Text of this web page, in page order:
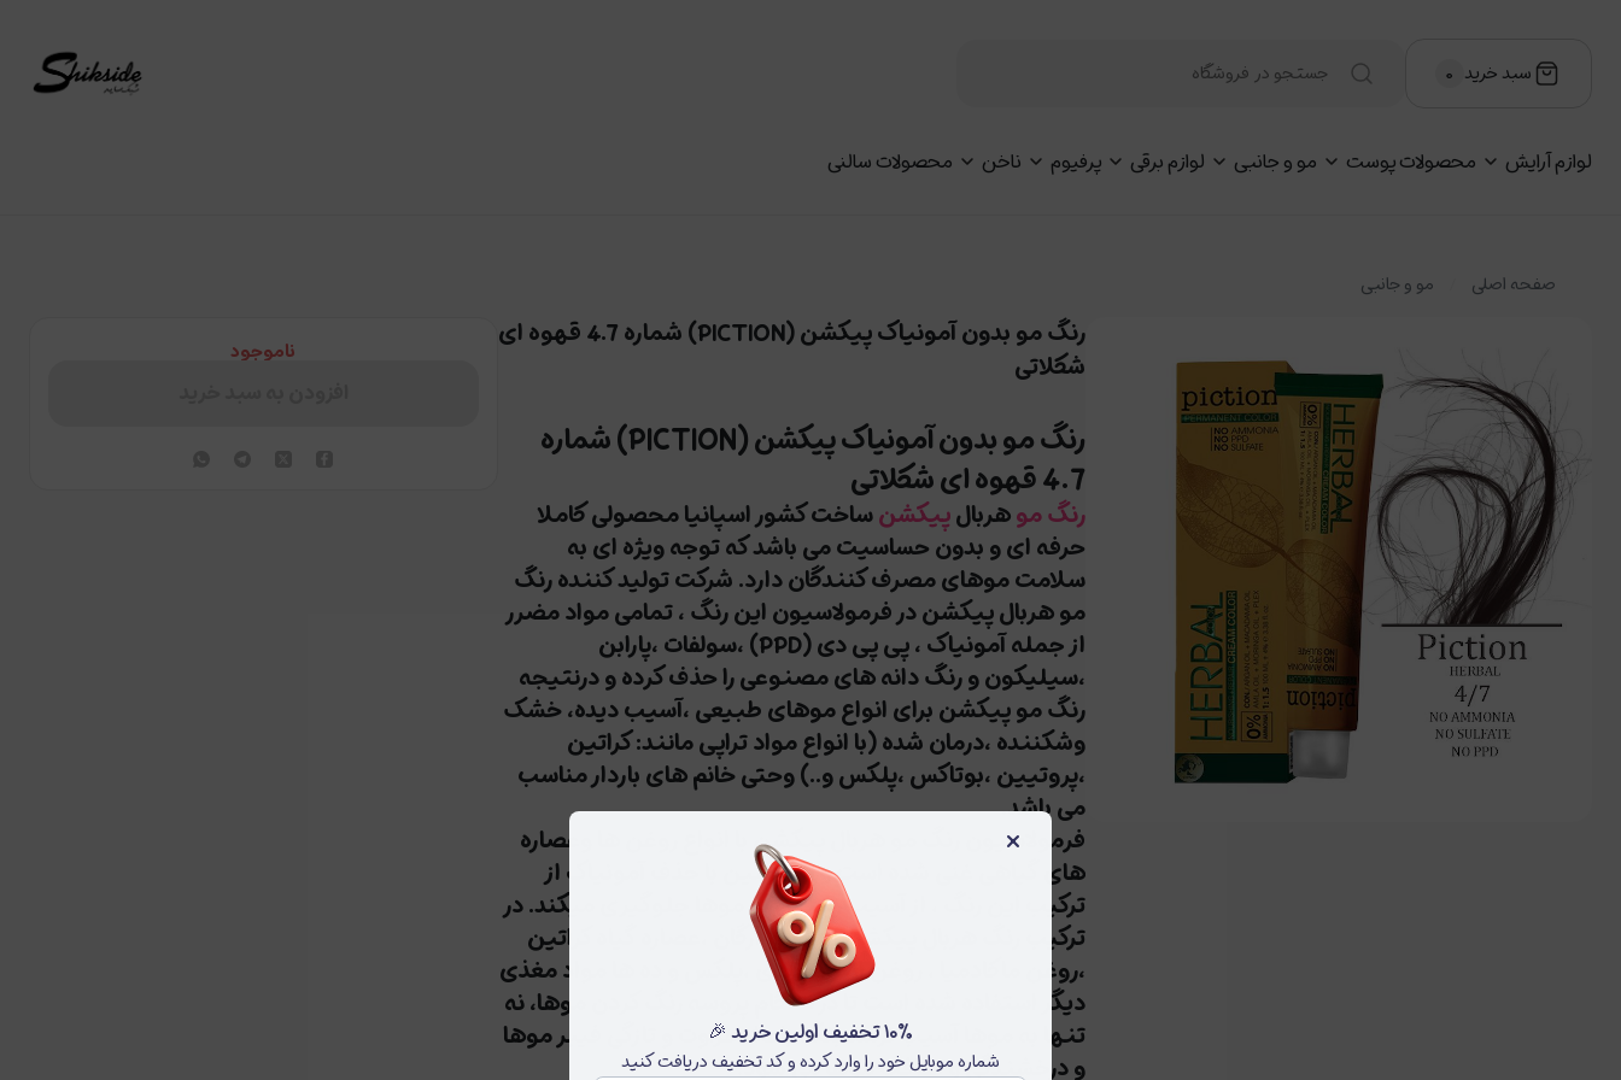
سبد خرید ۰
لوازم آرایش محصولات پوست مو و جانبی لوازم برقی پرفیوم ناخن محصولات سالنی
صفحه اصلی مو و جانبی
رنگ مو بدون آمونیاک پیکشن (PICTION) شماره 4.7 قهوه ای
شکلاتی
رنگ مو بدون آمونیاک پیکشن (PICTION) شماره
4.7 قهوه ای شکلاتی
رنگ موهربالپیکشنساخت کشور اسپانیا محصولی کاملا
حرفه ای و بدون حساسیت می باشد که توجه ویژه ای به
سلامت موهای مصرف کنندگان دارد. شرکت تولید کننده رنگ
مو هربال پیکشن در فرمولاسیون این رنگ ، تمامی مواد مضرر
از جمله آمونیاک ، پی پی دی (PPD) ،سولفات ،پارابن
،سیلیکون و رنگ دانه های مصنوعی را حذف کرده و درنتیجه
رنگ مو پیکشن برای انواع موهای طبیعی ،آسیب دیده، خشک
وشکننده ،درمان شده (با انواع مواد تراپی مانند: کراتین
،پروتیین ،بوتاکس ،پلکس و..) وحتی خانم های باردار مناسب
می باشد.
فرمولاسیون رنگ مو هربال پیکشن با انواع روغن ها وعصاره
های گیاهی غنی شده است و همچنین با حذف آمونیاک از
ترکیب این رنگ ، از آسیب رسیدن به موها جلوگیری میکند. در
ترکیب رنگ هربال پیکشن از روغن آرگان ،عصاره گیاه کراتین
،روغن ماکادمیا ، روغن انگور هندی ،پلکس و ده ها مواد مغذی
دیگر استفاده شده است تا در هنگام پروسه رنگ کردن موها، نه
تنها به موها آسیب نرسد بلکه باعث طراوت و تازگی فیبر موها
و درخشندگی و لطافت موها می شود.
ناموجود
×
۱۰٪ تخفیف اولین خرید 🎉
شماره موبایل خود را وارد کرده و کد تخفیف دریافت کنید